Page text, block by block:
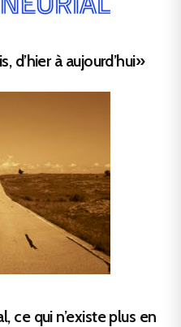
d’hier à aujourd’hui»
ce qui n’existe plus en